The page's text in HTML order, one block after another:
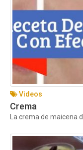
Videos
Crema
La crema de maicena